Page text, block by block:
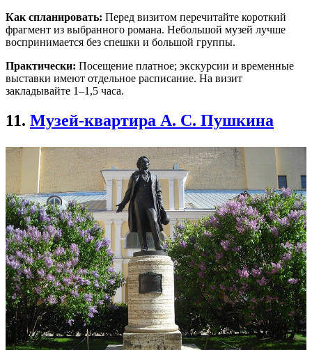
Как спланировать: Перед визитом перечитайте короткий
фрагмент из выбранного романа. Небольшой музей лучше
воспринимается без спешки и большой группы.
Практически: Посещение платное; экскурсии и временные
выставки имеют отдельное расписание. На визит
закладывайте 1–1,5 часа.
11. Музей-квартира А. С. Пушкина